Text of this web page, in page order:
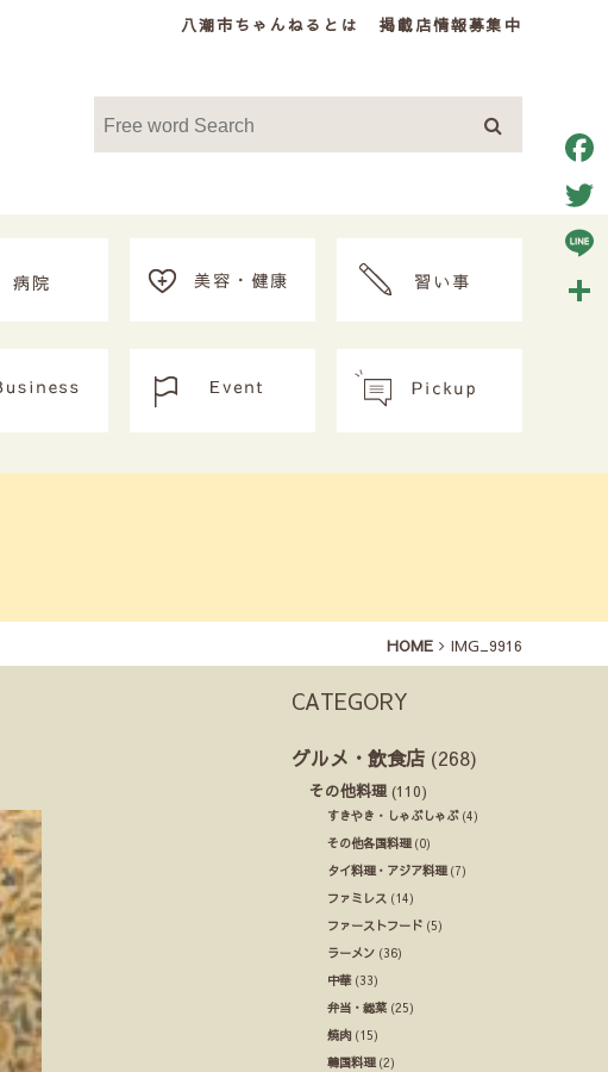
八潮市ちゃんねるとは 掲載店情報募集中
HOME IMG_9916
CATEGORY
グルメ・飲食店 (268)
その他料理 (110)
すきやき・しゃぶしゃぶ(4)
その他各国料理(0)
タイ料理・アジア料理(7)
ファミレス (14)
ファーストフード (5)
ラーメン (36)
中華(33)
弁当・総菜 (25)
焼肉 (15)
韓国料理(2)
Line